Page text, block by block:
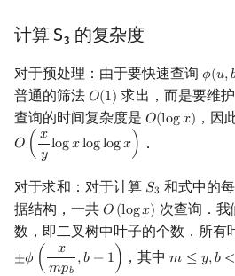
计算 S₃ 的复杂度
对于预处理：由于要快速查询 𝜙(𝑢,
ϕ(u,b
普通的筛法 𝑂(1)
O(1) 求出，而是要维
查询的时间复杂度是 𝑂(log𝑥)
O(logx) ，因
𝑂 ( 𝑥
𝑦log𝑥loglog𝑥)
O( x ylogxloglogx) ．
对于求和：对于计算 𝑆3
S3 和式中的
据结构，一共 𝑂(log𝑥)
O( logx)
次查询．
数，即二叉树中叶子的个数．所有
±𝜙 (
𝑥
𝑚𝑝 ,𝑏 − 1 )
±ϕ( x mpb,b− 1) ，其中𝑚 ≤ 𝑦,𝑏 <
m ≤y, b<π (x